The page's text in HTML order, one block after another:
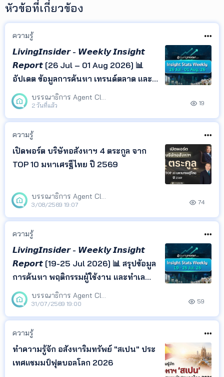
หัวข้อที่เกี่ยวข้อง
ความรู้
𝙇𝙞𝙫𝙞𝙣𝙜𝙄𝙣𝙨𝙞𝙙𝙚𝙧 - 𝙒𝙚𝙚𝙠𝙡𝙮 𝙄𝙣𝙨𝙞𝙜𝙝𝙩
𝙍𝙚𝙥𝙤𝙧𝙩 [26 Jul – 01 Aug 2026] 📊
อัปเดต ข้อมูลการค้นหา เทรนด์ตลาด และ
ทำเลยอดนิยม จาก LivingInsider พร้อม
Insight ที่ช่วยให้คุณเข้าใจพฤติกรรมผู้
ค้นหา และติดตามทิศทางตลาด
อสังหาริมทรัพย์ได้ในที่เดียว
บรรณาธิการ Agent Club
2 วันที่แล้ว 19
ความรู้
เปิดพอร์ต บริษัทอสังหาฯ 4 ตระกูล จาก
TOP 10 มหาเศรฐีไทย ปี 2569
บรรณาธิการ Agent Club
3/08/2569 19:07 74
ความรู้
𝙇𝙞𝙫𝙞𝙣𝙜𝙄𝙣𝙨𝙞𝙙𝙚𝙧 - 𝙒𝙚𝙚𝙠𝙡𝙮 𝙄𝙣𝙨𝙞𝙜𝙝𝙩
𝙍𝙚𝙥𝙤𝙧𝙩 [19-25 Jul 2026] 📊 สรุปข้อมูล
การค้นหา พฤติกรรมผู้ใช้งาน และทำเล
ยอดนิยม จาก LivingInsider พร้อม
Insight ที่สะท้อนความสนใจของผู้ค้นหา
เพื่อช่วยให้เจ้าของอสังหาฯ เอเจนต์ และ
นักลงทุน ติดตามทิศทางตลาด และนำ
ข้อมูลไปวางแผนกา
บรรณาธิการ Agent Club
31/07/2569 19:00 59
ความรู้
ทำความรู้จัก อสังหาริมทรัพย์ "สเปน" ประ
เทศแชมมป์ฟุตบอลโลก 2026